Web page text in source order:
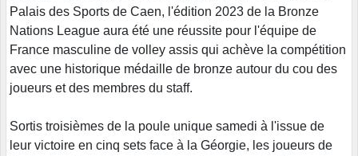
Palais des Sports de Caen, l'édition 2023 de la Bronze
Nations League aura été une réussite pour l'équipe de
France masculine de volley assis qui achève la compétition
avec une historique médaille de bronze autour du cou des
joueurs et des membres du staff.
Sortis troisièmes de la poule unique samedi à l'issue de
leur victoire en cinq sets face à la Géorgie, les joueurs de